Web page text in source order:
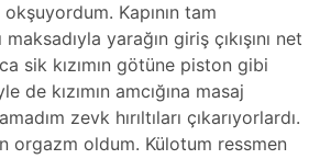
okşuyordum. Kapı­nın tam
yarağın giriş çıkışını net
sik kızımın götüne piston gibi
de kızımın amcığına masaj
zevk hırıltıları çıkarıyorlardı.
orgazm oldum. Külotum ressmen